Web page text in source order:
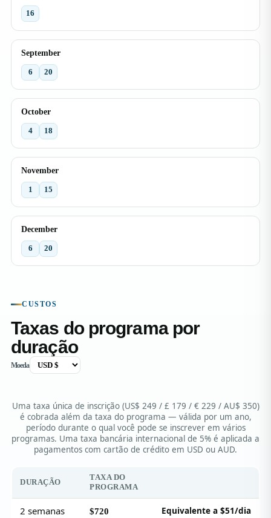
16
September
6 20
October
4 18
November
1 15
December
6 20
CUSTOS
Taxas do programa por
duração
Moeda
Uma taxa única de inscrição (US$ 249 / £ 179 / € 229 / AU$ 350)
é cobrada além da taxa do programa — válida por um ano,
período durante o qual você pode se inscrever em vários
programas. Uma taxa bancária internacional de 5% é aplicada a
pagamentos com cartão de crédito em USD ou AUD.
DURAÇÃO
TAXA DO
PROGRAMA
2 semanas $720 Equivalente a $51/dia